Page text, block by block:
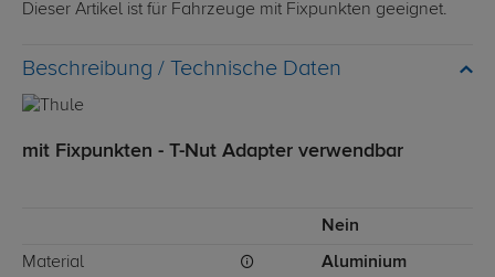
Dieser Artikel ist für Fahrzeuge mit Fixpunkten geeignet.
Technische Daten
mit Fixpunkten - T-Nut Adapter verwendbar
Nein
Material Aluminium